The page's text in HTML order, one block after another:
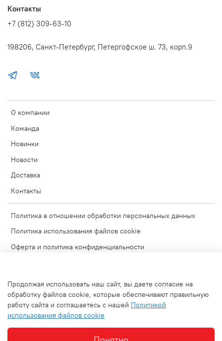
О компании
Команда
Новинки
Новости
Доставка
Контакты
Политика в отношении обработки персональных данных
Политика использования файлов cookie
Оферта и политика конфиденциальности
Блог
Обратная связь
Контакты
+7 (812) 309-63-10
198206, Санкт-Петербург, Петергофское ш. 73, корп.9
Продолжая использовать наш сайт, вы даете согласие на
обработку файлов cookie, которые обеспечивают правильную
работу сайта и соглашаетесь с нашей Политикой
использования файлов cookie